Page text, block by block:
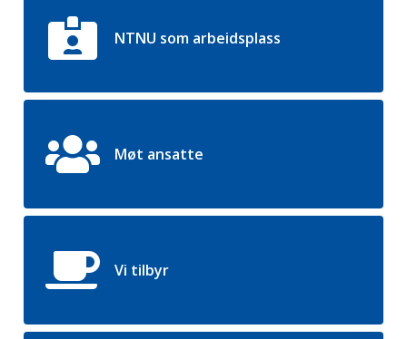
NTNU som arbeidsplass
Møt ansatte
Vi tilbyr